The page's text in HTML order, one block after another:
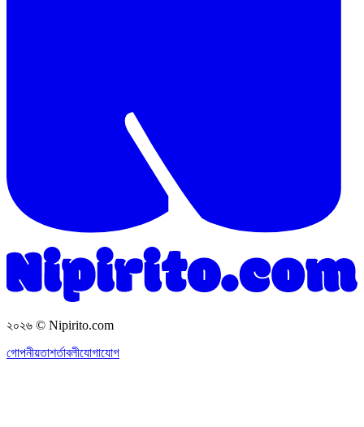
২০২৬ © Nipirito.com
গোপনীয়তাশর্তাবলীযোগাযোগ